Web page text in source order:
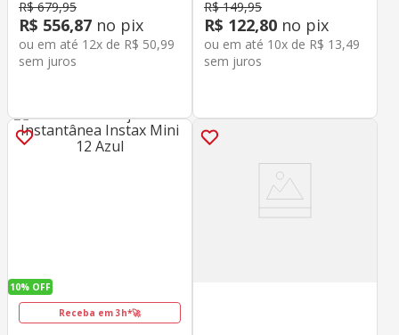
R$ 679,95
R$ 556,87 no pix
ou em até 12x de R$ 50,99
sem juros
R$ 149,95
R$ 122,80 no pix
ou em até 10x de R$ 13,49
sem juros
10% OFF
Receba em 3h*🚀